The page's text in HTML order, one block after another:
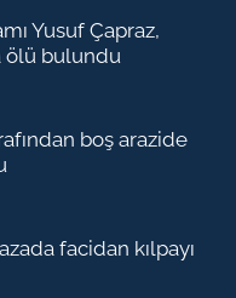
Yusuf Çapraz,
ölü bulundu
boş arazide
facidan kılpayı